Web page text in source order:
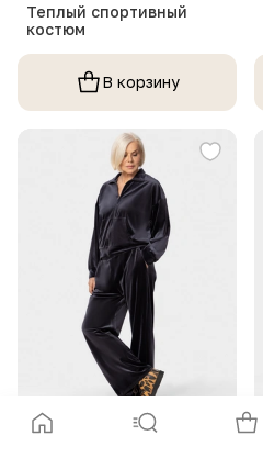
Теплый спортивный
костюм
В корзину
6 999